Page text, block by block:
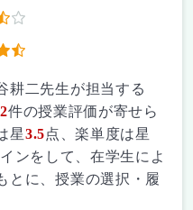
耕二先生が担当する
2件の授業評価が寄せら
星3.5点、楽単度は星
ンをして、在学生によ
とに、授業の選択・履